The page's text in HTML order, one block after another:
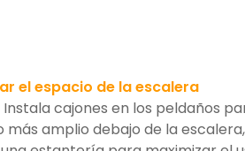
el espacio de la escalera
Instala cajones en los peldaños
amplio debajo de la escalera,